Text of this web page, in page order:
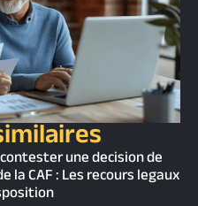
une decision de
la CAF : Les recours legaux